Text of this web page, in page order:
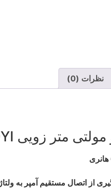
نظرات (0)
از اتصال مستقیم آمپر به ولتاژ